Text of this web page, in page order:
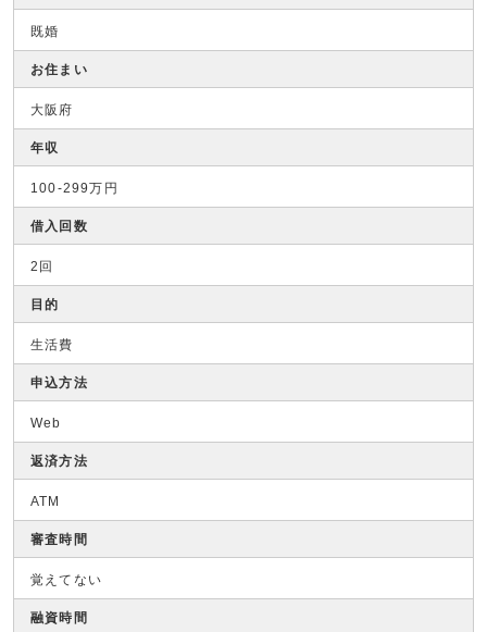
既婚
お住まい
大阪府
年収
100-299万円
借入回数
2回
目的
生活費
申込方法
Web
返済方法
ATM
審査時間
覚えてない
融資時間